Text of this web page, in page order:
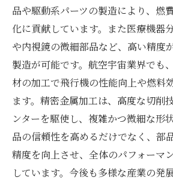
品や駆動系パーツの製造により、燃
化に貢献しています。また医療機器
や内視鏡の微細部品など、高い精度
製造が可能です。航空宇宙業界でも
材の加工で飛行機の性能向上や燃料
ます。精密金属加工は、高度な切削
ンターを駆使し、複雑かつ微細な形
品の信頼性を高めるだけでなく、部
精度を向上させ、全体のパフォーマ
しています。今後も多様な産業の発